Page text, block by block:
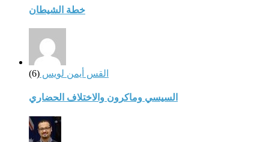
خطة الشيطان
القس أيمن لويس (6)
السيسي وماكرون والاختلاف الحضاري